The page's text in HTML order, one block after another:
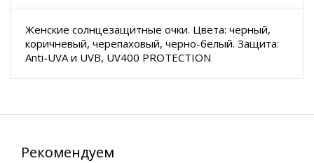
Женские солнцезащитные очки. Цвета: черный,
коричневый, черепаховый, черно-белый. Защита:
Anti-UVA и UVB, UV400 PROTECTION
Рекомендуем